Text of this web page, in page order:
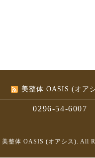
美整体 OASIS (オア
0296-54-6007
美整体 OASIS (オアシス). All